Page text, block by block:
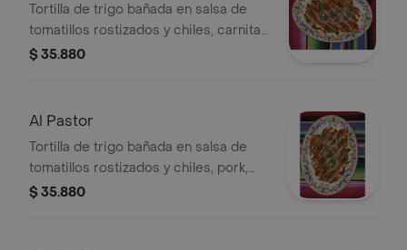
Tortilla de trigo bañada en salsa de
tomatillos rostizados y chiles, carnita
bbq, queso mozzarella, pico e gallo,
$ 35.880
Al Pastor
Tortilla de trigo bañada en salsa de
tomatillos rostizados y chiles, pork,
queso mozzarella, pico e gallo, salsa
$ 35.880